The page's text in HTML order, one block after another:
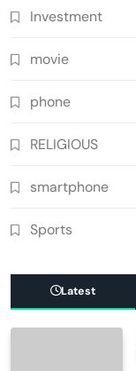
Investment
movie
phone
RELIGIOUS
smartphone
Sports
Latest